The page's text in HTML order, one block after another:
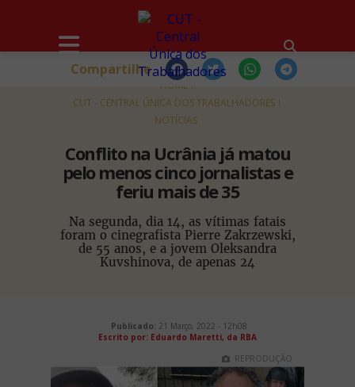
HOME
CUT - CENTRAL ÚNICA DOS TRABALHADORES
NOTÍCIAS
Conflito na Ucrânia já matou
pelo menos cinco jornalistas e
feriu mais de 35
Na segunda, dia 14, as vítimas fatais
foram o cinegrafista Pierre Zakrzewski,
de 55 anos, e a jovem Oleksandra
Kuvshinova, de apenas 24
Compartilhe
Publicado: 21 Março, 2022 - 12h08
Escrito por: Eduardo Maretti, da RBA
REPRODUÇÃO